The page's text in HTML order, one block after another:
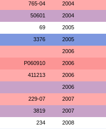
765-04 2004
50601 2004
69 2005
3376 2005
2006
P060910 2006
411213 2006
2006
229-07 2007
3819 2007
234 2008